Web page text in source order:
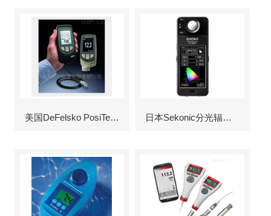
美国DeFelsko PosiTector6000涂层测厚仪 日本Sekonic分光辐射照度计